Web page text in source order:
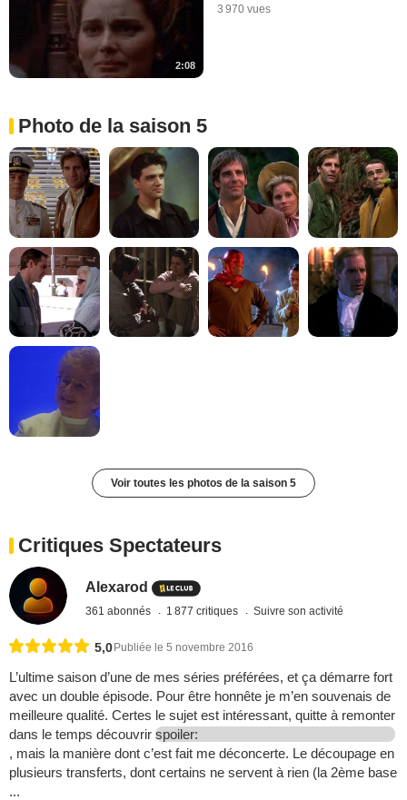
2:08
3 970 vues
Photo de la saison 5
Voir toutes les photos de la saison 5
Critiques Spectateurs
Alexarod
361 abonnés 1 877 critiques Suivre son activité
5,0 Publiée le 5 novembre 2016
L’ultime saison d’une de mes séries préférées, et ça démarre fort
avec un double épisode. Pour être honnête je m’en souvenais de
meilleure qualité. Certes le sujet est intéressant, quitte à remonter
dans le temps découvrir spoiler:
, mais la manière dont c’est fait me déconcerte. Le découpage en
plusieurs transferts, dont certains ne servent à rien (la 2ème base
...